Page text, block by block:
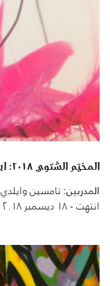
المخيّم الشتوي ٢٠١٨: ابتكار مخلوقات زاحفة مخيفة
المدربين:تامسين وايلدي
انتهت - ١٨ ديسمبر ٢٠١٨